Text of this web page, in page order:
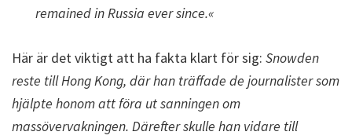
remained in Russia ever since.«
Här är det viktigt att ha fakta klart för sig: Snowden
reste till Hong Kong, där han träffade de journalister som
hjälpte honom att föra ut sanningen om
massövervakningen. Därefter skulle han vidare till